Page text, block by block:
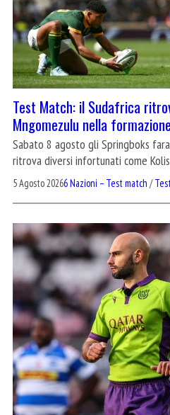
Test Match: il Sudafrica
Mngomezulu nella
Sabato 8 agosto gli Springboks
ritrova diversi infortunati come
5 Agosto 20266 Nazioni – Test match /